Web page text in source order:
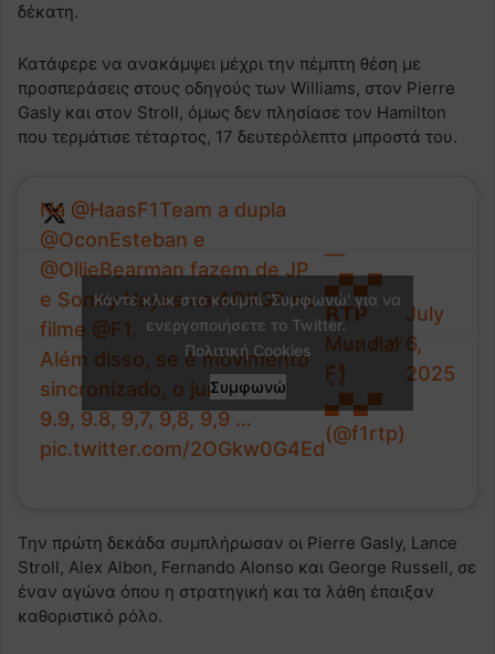
δέκατη.
Κατάφερε να ανακάμψει μέχρι την πέμπτη θέση με
προσπεράσεις στους οδηγούς των Williams, στον Pierre
Gasly και στον Stroll, όμως δεν πλησίασε τον Hamilton
που τερμάτισε τέταρτος, 17 δευτερόλεπτα μπροστά του.
Na @HaasF1Team a dupla
@OconEsteban e
@OllieBearman fazem de JP
e Sonny Hayes na APXGP no
filme @F1.
Além disso, se é movimento
sincronizado, o juri dá
9.9, 9.8, 9,7, 9,8, 9,9 …
pic.twitter.com/2OGkw0G4Ed
—
▄▀▄▀
𝗥𝗧𝗣
Mu̷n̷d̷i̷a̷l̷ ̷
F͓̽1͓̽
▄▀▄▀
(@f1rtp)
July
6,
2025
Κάντε κλικ στο κουμπί 'Συμφωνώ' για να
ενεργοποιήσετε το Twitter.
Πολιτική Cookies
Συμφωνώ
Την πρώτη δεκάδα συμπλήρωσαν οι Pierre Gasly, Lance
Stroll, Alex Albon, Fernando Alonso και George Russell, σε
έναν αγώνα όπου η στρατηγική και τα λάθη έπαιξαν
καθοριστικό ρόλο.